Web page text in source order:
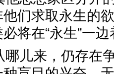
他们求取永生的
将在“永生”一
哪儿来，仍存在